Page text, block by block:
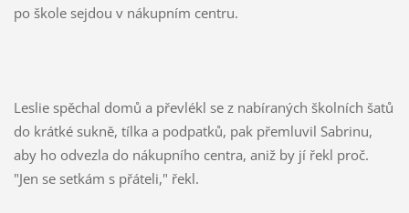
po škole sejdou v nákupním centru.
Leslie spěchal domů a převlékl se z nabíraných školních šatů
do krátké sukně, tílka a podpatků, pak přemluvil Sabrinu,
aby ho odvezla do nákupního centra, aniž by jí řekl proč.
"Jen se setkám s přáteli," řekl.